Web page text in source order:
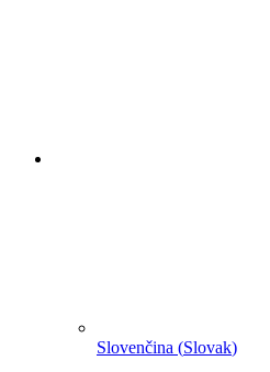
Slovenčina (Slovak)